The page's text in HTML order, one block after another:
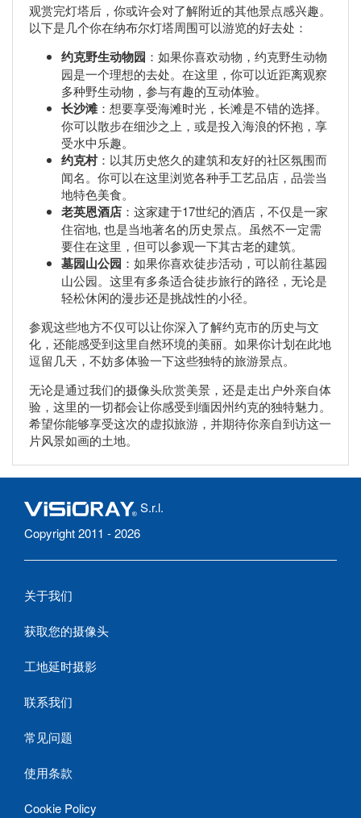
观赏完灯塔后，你或许会对了解附近的其他景点感兴趣。
以下是几个你在纳布尔灯塔周围可以游览的好去处：
约克野生动物园 ：如果你喜欢动物，约克野生动物
园是一个理想的去处。在这里，你可以近距离观察
多种野生动物，参与有趣的互动体验。
长沙滩 ：想要享受海滩时光，长滩是不错的选择。
你可以散步在细沙之上，或是投入海浪的怀抱，享
受水中乐趣。
约克村：以其历史悠久的建筑和友好的社区氛围而
闻名。你可以在这里浏览各种手工艺品店，品尝当
地特色美食。
老英恩酒店 ：这家建于17世纪的酒店，不仅是一家
住宿地, 也是当地著名的历史景点。虽然不一定需
要住在这里，但可以参观一下其古老的建筑。
墓园山公园 ：如果你喜欢徒步活动，可以前往墓园
山公园。这里有多条适合徒步旅行的路径，无论是
轻松休闲的漫步还是挑战性的小径。
参观这些地方不仅可以让你深入了解约克市的历史与文
化，还能感受到这里自然环境的美丽。如果你计划在此地
逗留几天，不妨多体验一下这些独特的旅游景点。
无论是通过我们的摄像头欣赏美景，还是走出户外亲自体
验，这里的一切都会让你感受到缅因州约克的独特魅力。
希望你能够享受这次的虚拟旅游，并期待你亲自到访这一
片风景如画的土地。
S.r.l.
Copyright 2011 - 2026
关于我们
获取您的摄像头
工地延时摄影
联系我们
常见问题
使用条款
Cookie Policy